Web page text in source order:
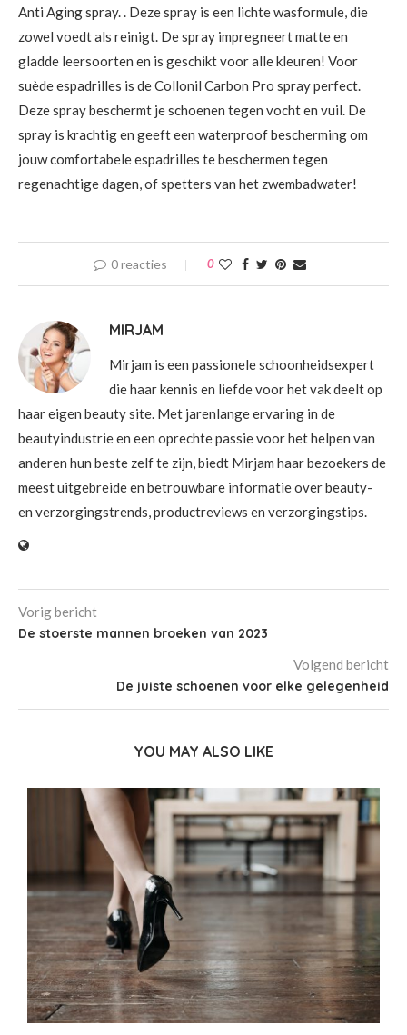
Anti Aging spray. . Deze spray is een lichte wasformule, die
zowel voedt als reinigt. De spray impregneert matte en
gladde leersoorten en is geschikt voor alle kleuren! Voor
suède espadrilles is de Collonil Carbon Pro spray perfect.
Deze spray beschermt je schoenen tegen vocht en vuil. De
spray is krachtig en geeft een waterproof bescherming om
jouw comfortabele espadrilles te beschermen tegen
regenachtige dagen, of spetters van het zwembadwater!
0 reacties 0
MIRJAM
Mirjam is een passionele schoonheidsexpert
die haar kennis en liefde voor het vak deelt op
haar eigen beauty site. Met jarenlange ervaring in de
beautyindustrie en een oprechte passie voor het helpen van
anderen hun beste zelf te zijn, biedt Mirjam haar bezoekers de
meest uitgebreide en betrouwbare informatie over beauty-
en verzorgingstrends, productreviews en verzorgingstips.
Vorig bericht
De stoerste mannen broeken van 2023
Volgend bericht
De juiste schoenen voor elke gelegenheid
YOU MAY ALSO LIKE